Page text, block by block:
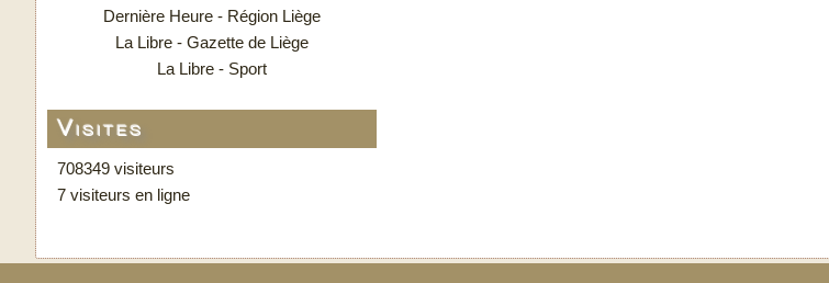
Dernière Heure - Région Liège
La Libre - Gazette de Liège
La Libre - Sport
Visites
708349 visiteurs
7 visiteurs en ligne